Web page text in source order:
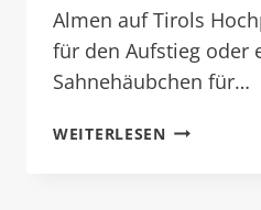
Almen auf Tirols
für den Aufstieg oder
Sahnehäubchen für…
WEITERLESENEMOTION: